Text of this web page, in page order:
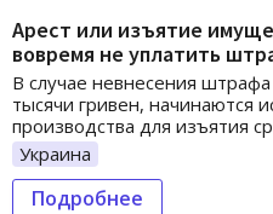
Арест или изъятие
вовремя не уплатить
В случае невнесения
тысячи гривен, начинаются
производства для изъятия
Украина
Подробнее